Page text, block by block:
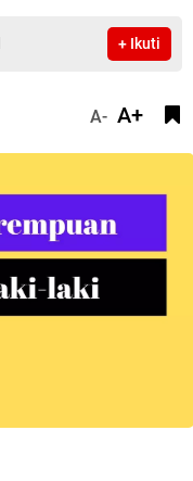
+ Ikuti
A- A+